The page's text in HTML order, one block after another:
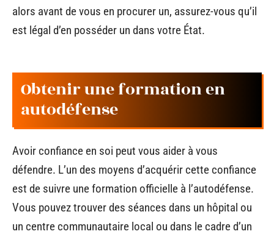
alors avant de vous en procurer un, assurez-vous qu’il
est légal d’en posséder un dans votre État.
Obtenir une formation en
autodéfense
Avoir confiance en soi peut vous aider à vous
défendre. L’un des moyens d’acquérir cette confiance
est de suivre une formation officielle à l’autodéfense.
Vous pouvez trouver des séances dans un hôpital ou
un centre communautaire local ou dans le cadre d’un